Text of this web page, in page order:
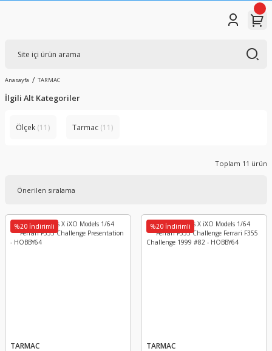
Anasayfa TARMAC
İlgili Alt Kategoriler
Ölçek (11) Tarmac (11)
Toplam 11 ürün
%20 İndirimli
TARMAC
%20 İndirimli
TARMAC